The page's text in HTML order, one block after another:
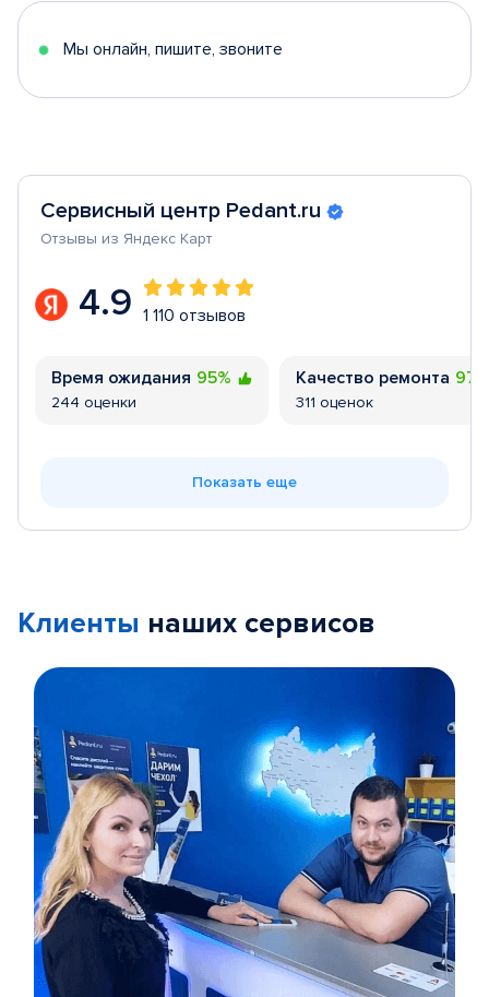
5
Мы онлайн, пишите, звоните
Сервисный центр Pedant.ru
Отзывы из Яндекс Карт
4.9 1 110 отзывов
Время ожидания 95%
244 оценки
Качество ремонта
311 оценок
Показать еще
Клиенты наших сервисов